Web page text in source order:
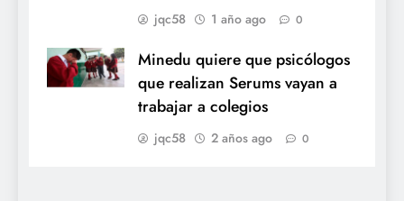
jqc58 1 año ago 0
Minedu quiere que psicólogos
que realizan Serums vayan a
trabajar a colegios
jqc58 2 años ago 0